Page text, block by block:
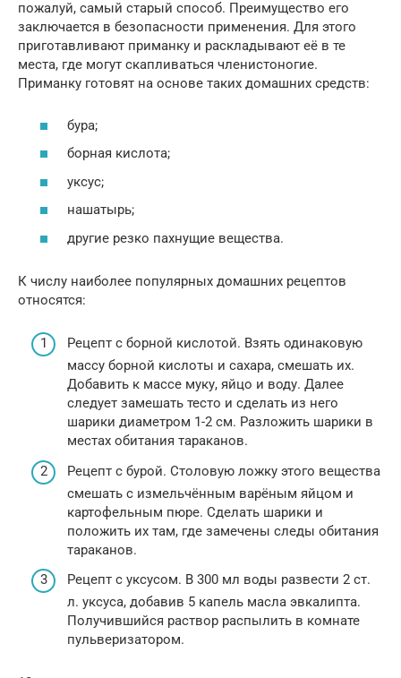
пожалуй, самый старый способ. Преимущество его
заключается в безопасности применения. Для этого
приготавливают приманку и раскладывают её в те
места, где могут скапливаться членистоногие.
Приманку готовят на основе таких домашних средств:
бура;
борная кислота;
уксус;
нашатырь;
другие резко пахнущие вещества.
К числу наиболее популярных домашних рецептов
относятся:
Рецепт с борной кислотой. Взять одинаковую
массу борной кислоты и сахара, смешать их.
Добавить к массе муку, яйцо и воду. Далее
следует замешать тесто и сделать из него
шарики диаметром 1-2 см. Разложить шарики в
местах обитания тараканов.
Рецепт с бурой. Столовую ложку этого вещества
смешать с измельчённым варёным яйцом и
картофельным пюре. Сделать шарики и
положить их там, где замечены следы обитания
тараканов.
Рецепт с уксусом. В 300 мл воды развести 2 ст.
л. уксуса, добавив 5 капель масла эвкалипта.
Получившийся раствор распылить в комнате
пульверизатором.